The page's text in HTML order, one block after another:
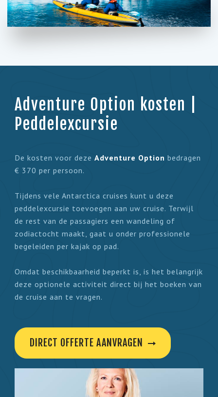
Adventure Option kosten |
Peddelexcursie
De kosten voor deze Adventure Option bedragen
€ 370 per persoon.
Tijdens vele Antarctica cruises kunt u deze
peddelexcursie toevoegen aan uw cruise. Terwijl
de rest van de passagiers een wandeling of
zodiactocht maakt, gaat u onder professionele
begeleiden per kajak op pad.
Omdat beschikbaarheid beperkt is, is het belangrijk
deze optionele activiteit direct bij het boeken van
de cruise aan te vragen.
DIRECT OFFERTE AANVRAGEN